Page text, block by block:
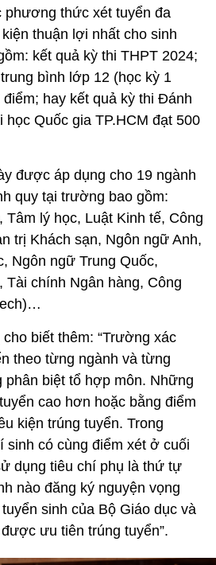
phương thức xét tuyển đa
thuận lợi nhất cho sinh
kết quả kỳ thi THPT 2024;
bình lớp 12 (học kỳ 1
hay kết quả kỳ thi Đánh
Quốc gia TP.HCM đạt 500
được áp dụng cho 19 ngành
quy tại trường bao gồm:
Tâm lý học, Luật Kinh tế, Công
trị Khách sạn, Ngôn ngữ Anh,
Ngôn ngữ Trung Quốc,
chính Ngân hàng, Công
biết thêm: “Trường xác
theo từng ngành và từng
biệt tổ hợp môn. Những
cao hơn hoặc bằng điểm
kiện trúng tuyển. Trong
có cùng điểm xét ở cuối
dụng tiêu chí phụ là thứ tự
nào đăng ký nguyện vọng
sinh của Bộ Giáo dục và
ưu tiên trúng tuyển”.